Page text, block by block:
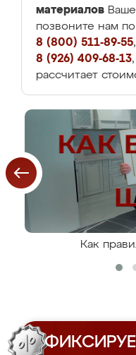
материалов
позвоните нам
8 (800) 511-89-55,
8 (926) 409-68-13
рассчитает
Как